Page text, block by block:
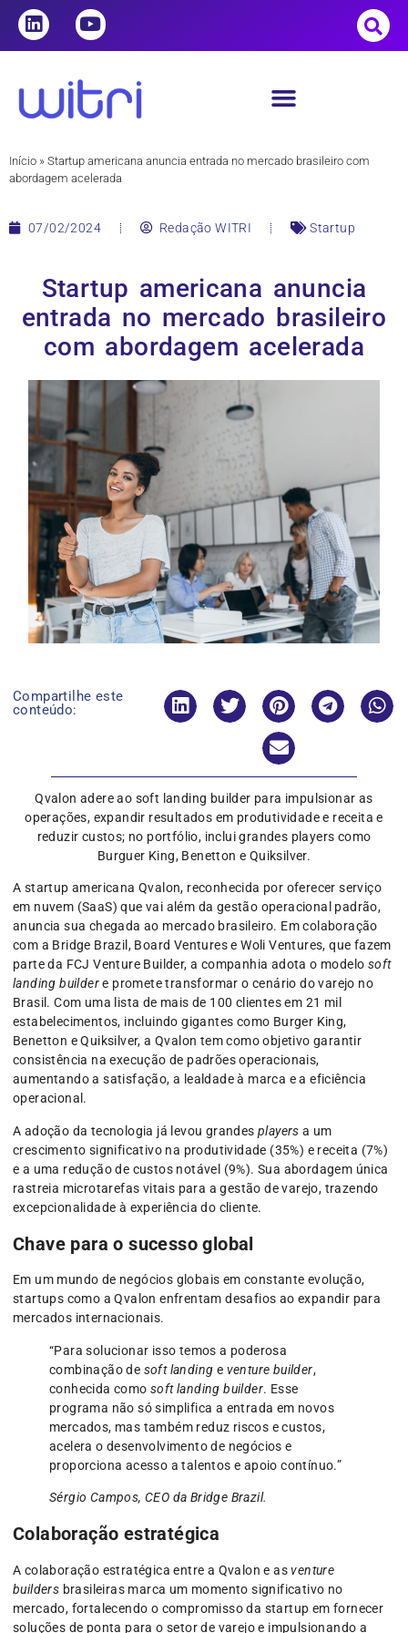
Início » Startup americana anuncia entrada no mercado brasileiro com
abordagem acelerada
07/02/2024 Redação WITRI Startup
Startup americana anuncia
entrada no mercado brasileiro
com abordagem acelerada
Compartilhe este
conteúdo:
Qvalon adere ao soft landing builder para impulsionar as
operações, expandir resultados em produtividade e receita e
reduzir custos; no portfólio, inclui grandes players como
Burguer King, Benetton e Quiksilver.
A startup americana Qvalon, reconhecida por oferecer serviço
em nuvem (SaaS) que vai além da gestão operacional padrão,
anuncia sua chegada ao mercado brasileiro. Em colaboração
com a Bridge Brazil, Board Ventures e Woli Ventures, que fazem
parte da FCJ Venture Builder, a companhia adota o modelo soft
landing buildere promete transformar o cenário do varejo no
Brasil. Com uma lista de mais de 100 clientes em 21 mil
estabelecimentos, incluindo gigantes como Burger King,
Benetton e Quiksilver, a Qvalon tem como objetivo garantir
consistência na execução de padrões operacionais,
aumentando a satisfação, a lealdade à marca e a eficiência
operacional.
A adoção da tecnologia já levou grandes playersa um
crescimento significativo na produtividade (35%) e receita (7%)
e a uma redução de custos notável (9%). Sua abordagem única
rastreia microtarefas vitais para a gestão de varejo, trazendo
excepcionalidade à experiência do cliente.
Chave para o sucesso global
Em um mundo de negócios globais em constante evolução,
startups como a Qvalon enfrentam desafios ao expandir para
mercados internacionais.
“Para solucionar isso temos a poderosa
combinação de soft landing e venture builder,
conhecida comosoft landing builder. Esse
programa não só simplifica a entrada em novos
mercados, mas também reduz riscos e custos,
acelera o desenvolvimento de negócios e
proporciona acesso a talentos e apoio contínuo.”
Sérgio Campos, CEO da Bridge Brazil.
Colaboração estratégica
A colaboração estratégica entre a Qvalon e asventure
builders brasileiras marca um momento significativo no
mercado, fortalecendo o compromisso da startup em fornecer
soluções de ponta para o setor de varejo e impulsionando a